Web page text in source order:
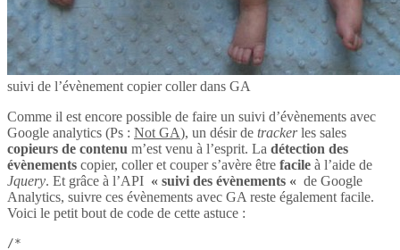
suivi de l’évènement copier coller dans GA
Comme il est encore possible de faire un suivi d’évènements avec
Google analytics (Ps : Not GA), un désir de trackerles sales
copieurs de contenu m’est venu à l’esprit. La détection des
évènements copier, coller et couper s’avère être facile à l’aide de
Jquery. Et grâce à l’API « suivi des évènements « de Google
Analytics, suivre ces évènements avec GA reste également facile.
Voici le petit bout de code de cette astuce :
/*